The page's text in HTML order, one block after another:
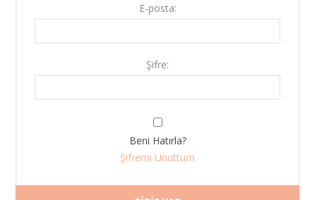
E-posta:
Şifre:
Beni Hatırla?
Şifremi Unuttum